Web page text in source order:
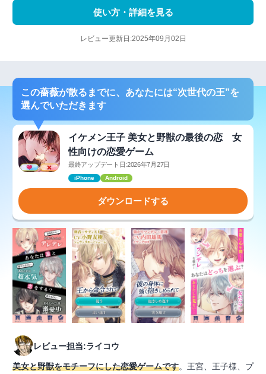
使い方・詳細を見る
レビュー更新日:2025年09月02日
この薔薇が散るまでに、あなたには“次世代の王”を
選んでいただきます
イケメン王子 美女と野獣の最後の恋 女
性向けの恋愛ゲーム
最終アップデート日:2026年7月27日
iPhone Android
ダウンロードする
レビュー担当:ライコウ
美女と野獣をモチーフにした恋愛ゲームです。王宮、王子様、プ